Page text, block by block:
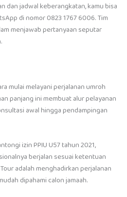
dan jadwal keberangkatan, kamu bisa
di nomor 0823 1767 6006. Tim
menjawab pertanyaan seputar
mulai melayani perjalanan umroh
panjang ini membuat alur pelayanan
awal hingga pendampingan
izin PPIU U57 tahun 2021,
berjalan sesuai ketentuan
adalah menghadirkan perjalanan
dipahami calon jamaah.